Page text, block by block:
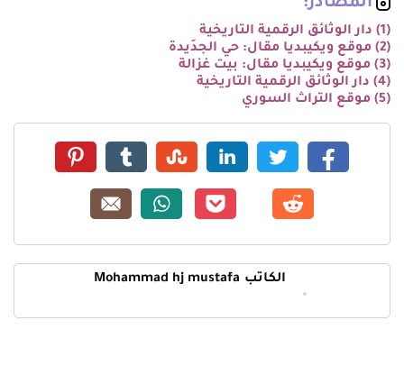
المصادر:
(1) دار الوثائق الرقمية التاريخية
(2) موقع ويكيبديا مقال: حي الجدَيدة
(3) موقع ويكيبديا مقال: بيت غزالة
(4) دار الوثائق الرقمية التاريخية
(5) موقع التراث السوري
الكاتب Mohammad hj mustafa